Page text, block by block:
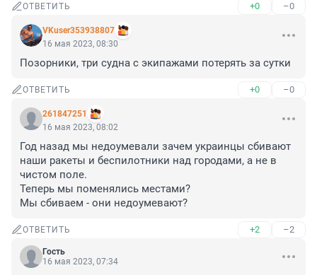
ОТВЕТИТЬ +0 –0
VKuser353938807
16 мая 2023, 08:30
Позорники, три судна с экипажами потерять за сутки
ОТВЕТИТЬ +0 –0
261847251
16 мая 2023, 08:02
Год назад мы недоумевали зачем украинцы сбивают
наши ракеты и беспилотники над городами, а не в
чистом поле.
Теперь мы поменялись местами?
Мы сбиваем - они недоумевают?
ОТВЕТИТЬ +2 –2
Гость
16 мая 2023, 07:34